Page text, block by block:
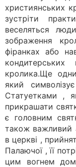
християнських
зустріти
веселяться
зображення
фіранках або
кондитерських
кролика.Ще
який
Статуетками ,
прикрашати
є головним
також важливий
в церкві ,
Палаючої , її
цим вогнем